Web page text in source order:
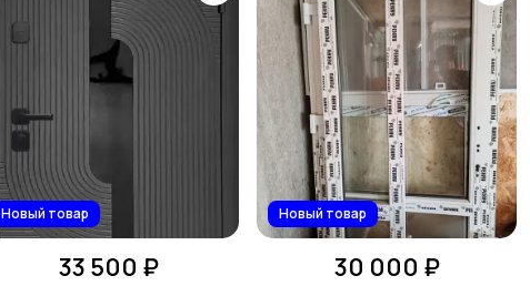
Новый товар
33 500 ₽
Новый товар
30 000 ₽